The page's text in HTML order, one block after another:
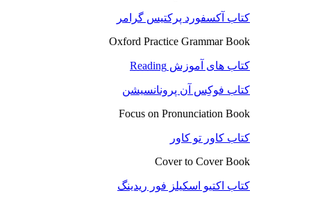
کتاب آکسفورد پرکتیس گرامر
Oxford Practice Grammar Book
کتاب های آموزش Reading
کتاب فوکِس آن پرونانسیشن
Focus on Pronunciation Book
کتاب کاور تو کاور
Cover to Cover Book
کتاب اکتیو اسکیلز فور ریدینگ